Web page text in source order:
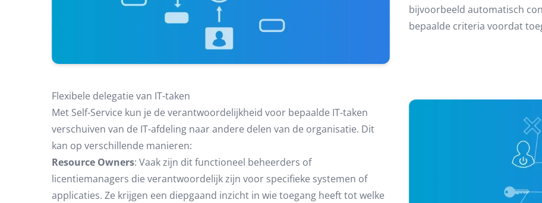
bijvoorbeeld automatisch
bepaalde criteria voordat
Flexibele delegatie van IT-taken
Met Self-Service kun je de verantwoordelijkheid voor bepaalde IT-taken
verschuiven van de IT-afdeling naar andere delen van de organisatie. Dit
kan op verschillende manieren:
Resource Owners: Vaak zijn dit functioneel beheerders of
licentiemanagers die verantwoordelijk zijn voor specifieke systemen of
applicaties. Ze krijgen een diepgaand inzicht in wie toegang heeft tot welke